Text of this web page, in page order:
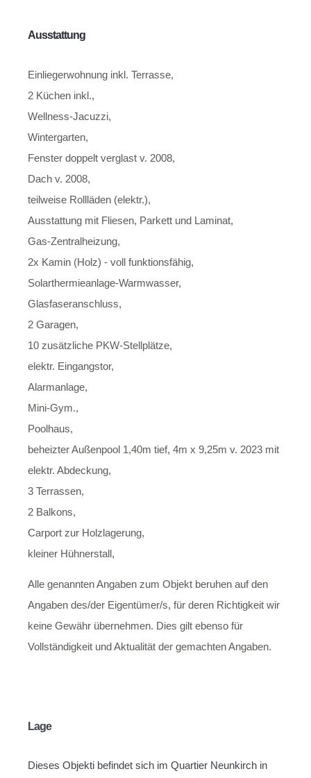
Ausstattung
Einliegerwohnung inkl. Terrasse,
2 Küchen inkl.,
Wellness-Jacuzzi,
Wintergarten,
Fenster doppelt verglast v. 2008,
Dach v. 2008,
teilweise Rollläden (elektr.),
Ausstattung mit Fliesen, Parkett und Laminat,
Gas-Zentralheizung,
2x Kamin (Holz) - voll funktionsfähig,
Solarthermieanlage-Warmwasser,
Glasfaseranschluss,
2 Garagen,
10 zusätzliche PKW-Stellplätze,
elektr. Eingangstor,
Alarmanlage,
Mini-Gym.,
Poolhaus,
beheizter Außenpool 1,40m tief, 4m x 9,25m v. 2023 mit
elektr. Abdeckung,
3 Terrassen,
2 Balkons,
Carport zur Holzlagerung,
kleiner Hühnerstall,
Alle genannten Angaben zum Objekt beruhen auf den
Angaben des/der Eigentümer/s, für deren Richtigkeit wir
keine Gewähr übernehmen. Dies gilt ebenso für
Vollständigkeit und Aktualität der gemachten Angaben.
Lage
Dieses Objekti befindet sich im Quartier Neunkirch in